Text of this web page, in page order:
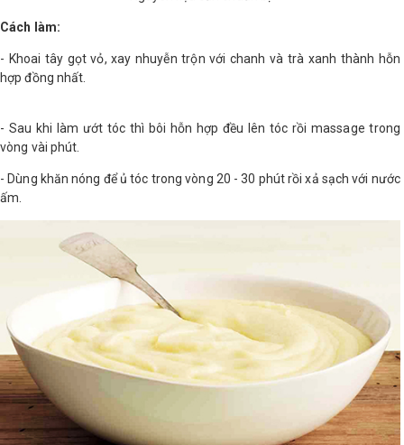
Shop All Brand A-
Cách làm:
- Khoai tây gọt vỏ, xay nhuyễn trộn với chanh và trà xanh thành hỗn
hợp đồng nhất.
- Sau khi làm ướt tóc thì bôi hỗn hợp đều lên tóc rồi massage trong
vòng vài phút.
- Dùng khăn nóng để ủ tóc trong vòng 20 - 30 phút rồi xả sạch với nước
ấm.